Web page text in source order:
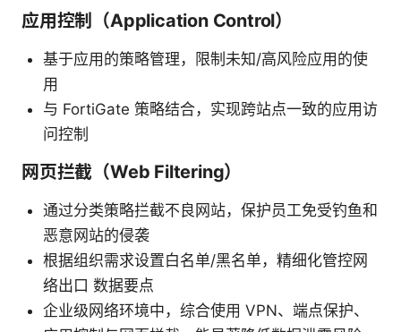
应用控制（Application Control）
基于应用的策略管理，限制未知/高风险应用的使
用
与 FortiGate 策略结合，实现跨站点一致的应用访
问控制
网页拦截（Web Filtering）
通过分类策略拦截不良网站，保护员工免受钓鱼和
恶意网站的侵袭
根据组织需求设置白名单/黑名单，精细化管控网
络出口 数据要点
企业级网络环境中，综合使用 VPN、端点保护、